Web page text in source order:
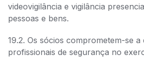
videovigilância e vigilância
pessoas e bens.
19.2. Os sócios comprometem-se
profissionais de segurança no